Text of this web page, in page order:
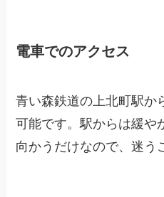
電車でのアクセス
青い森鉄道の上北町駅か
可能です。駅からは緩や
向かうだけなので、迷う